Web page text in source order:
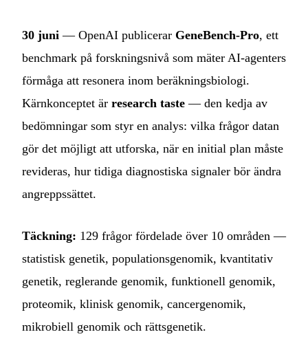
30 juni — OpenAI publicerar GeneBench-Pro, ett
benchmark på forskningsnivå som mäter AI-agenters
förmåga att resonera inom beräkningsbiologi.
Kärnkonceptet är research taste — den kedja av
bedömningar som styr en analys: vilka frågor datan
gör det möjligt att utforska, när en initial plan måste
revideras, hur tidiga diagnostiska signaler bör ändra
angreppssättet.
Täckning: 129 frågor fördelade över 10 områden —
statistisk genetik, populationsgenomik, kvantitativ
genetik, reglerande genomik, funktionell genomik,
proteomik, klinisk genomik, cancergenomik,
mikrobiell genomik och rättsgenetik.